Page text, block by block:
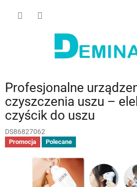
Profesjonalne
czyszczenia uszu –
czyścik do uszu
DS86827062
Promocja Polecane